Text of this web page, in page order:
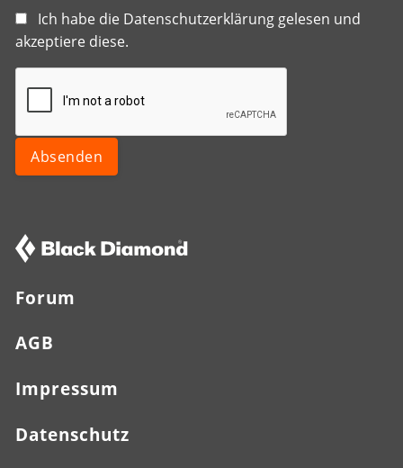
Ich habe die Datenschutzerklärung gelesen und
akzeptiere diese.
Forum
AGB
Impressum
Datenschutz